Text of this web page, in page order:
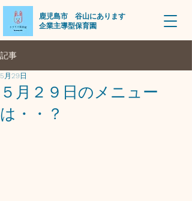
​鹿児島市 谷山にあります
企業主導型保育園
記事
５月２９日のメニュー
は・・？
5月29日